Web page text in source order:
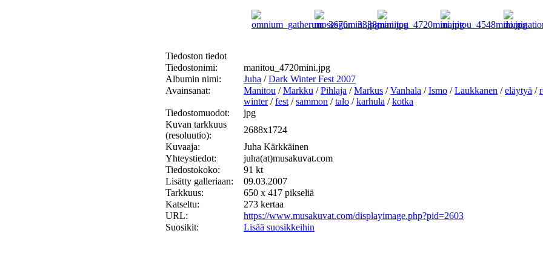
Tiedoston tiedot
Tiedostonimi:
manitou_4720mini.jpg
Albumin nimi:
Juha /Dark Winter Fest 2007
Avainsanat:
Manitou /Markku /Pihlaja /Markus /Vanhala /Ismo /Laukkanen /eläytyä /
winter/fest /sammon /talo /karhula /kotka
Tiedostomuodot:
jpg
Kuvan tarkkuus
(resoluutio):
2688x1724
Kuvaaja:
Juha Kärkkäinen
Yhteystiedot:
juha(at)musakuvat.com
Tiedostokoko:
91 kt
Lisätty galleriaan:
09.03.2007
Tarkkuus:
650 x 417 pikseliä
Katseltu:
273 kertaa
URL:
https://www.musakuvat.com/displayimage.php?pid=2603
Suosikit:
Lisää suosikkeihin